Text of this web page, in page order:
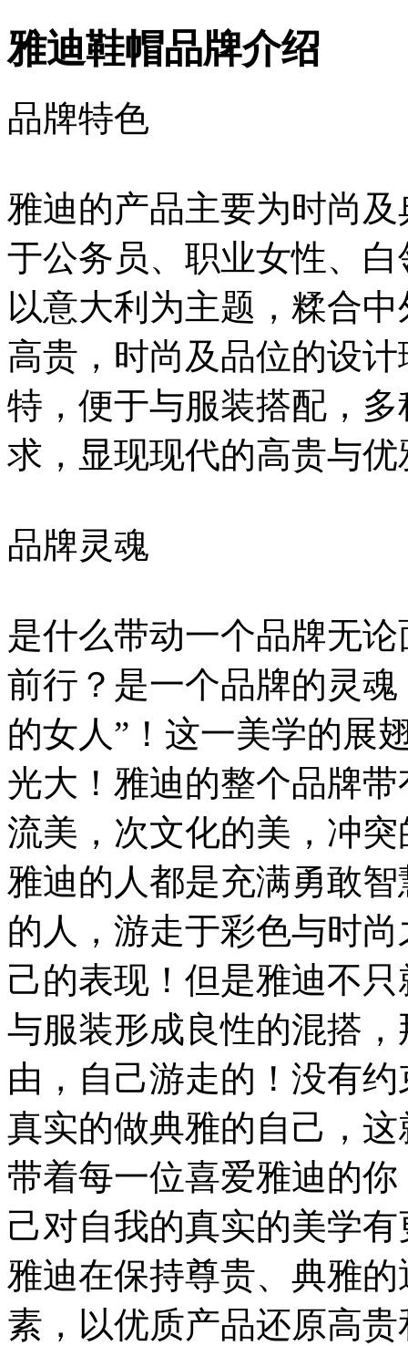
雅迪鞋帽品牌介绍
品牌特色
雅迪的产品主要为时尚
于公务员、职业女性、
以意大利为主题，糅合
高贵，时尚及品位的设
特，便于与服装搭配，
求，显现现代的高贵与优
品牌灵魂
是什么带动一个品牌无
前行？是一个品牌的灵
的女人”！这一美学的展
光大！雅迪的整个品牌
流美，次文化的美，冲
雅迪的人都是充满勇敢
的人，游走于彩色与时
己的表现！但是雅迪不
与服装形成良性的混搭
由，自己游走的！没有
真实的做典雅的自己，
带着每一位喜爱雅迪的
己对自我的真实的美学
雅迪在保持尊贵、典雅
素，以优质产品还原高